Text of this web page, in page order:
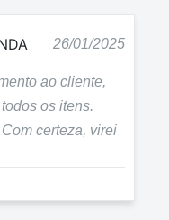
26/01/2025
ao cliente,
os itens.
certeza, virei